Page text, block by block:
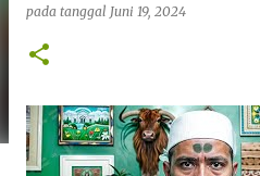
pada tanggal Juni 19, 2024